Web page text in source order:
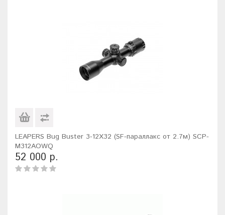
LEAPERS Bug Buster 3-12X32 (SF-параллакс от 2.7м) SCP-
M312AOWQ
52 000 р.